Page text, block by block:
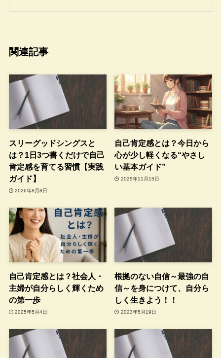
関連記事
スリーグッドシングスと
は？1日3つ書くだけで自己
肯定感を育てる習慣【実践
ガイド】
2026年8月8日
自己肯定感とは？今日から
心が少し軽くなる“やさし
い基本ガイド”
2025年11月15日
自己肯定感とは？社会人・
主婦が自分らしく輝くため
の第一歩
2025年5月4日
根拠のない自信～最強の自
信～を身につけて、自分ら
しく生きよう！！
2023年5月19日